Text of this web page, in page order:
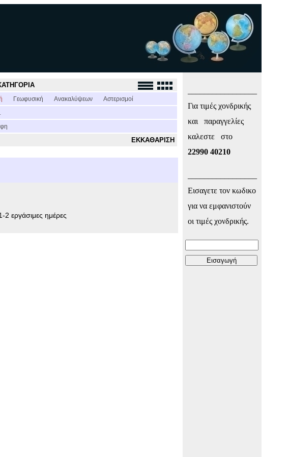
Γεωφυσική Ανακαλύψεων
Αστερισμοί
ΕΚΚΑΘΑΡΙΣΗ
εργάσιμες ημέρες
Για τιμές χονδρικής
και παραγγελίες
καλεστε στο
22990 40210
Εισαγετε τον κωδικο
για να εμφανιστούν
οι τιμές χονδρικής.